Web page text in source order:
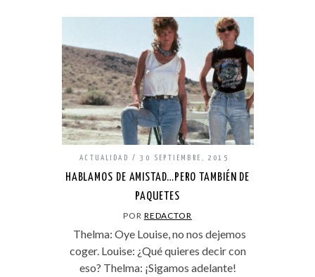
ACTUALIDAD 30 SEPTIEMBRE, 2015
HABLAMOS DE AMISTAD…PERO TAMBIÉN DE
PAQUETES
POR REDACTOR
Thelma: Oye Louise, no nos dejemos
coger. Louise: ¿Qué quieres decir con
eso? Thelma: ¡Sigamos adelante!